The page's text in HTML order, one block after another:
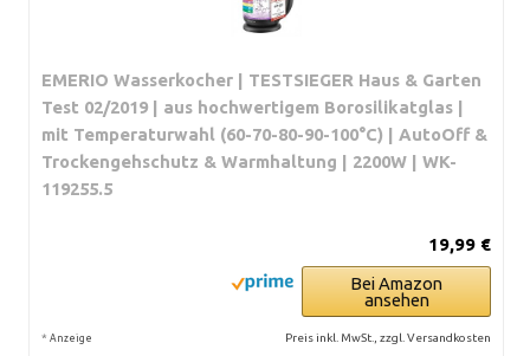
EMERIO Wasserkocher | TESTSIEGER Haus & Garten
Test 02/2019 | aus hochwertigem Borosilikatglas |
mit Temperaturwahl (60-70-80-90-100°C) | AutoOff &
Trockengehschutz & Warmhaltung | 2200W | WK-
119255.5
19,99 €
Bei Amazon
ansehen
* Anzeige Preis inkl. MwSt., zzgl. Versandkosten